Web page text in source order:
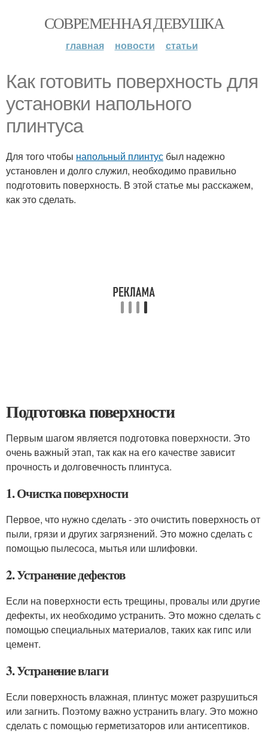
СОВРЕМЕННАЯ ДЕВУШКА
главная новости статьи
Как готовить поверхность для
установки напольного
плинтуса
Для того чтобы напольный плинтус был надежно
установлен и долго служил, необходимо правильно
подготовить поверхность. В этой статье мы расскажем,
как это сделать.
Подготовка поверхности
Первым шагом является подготовка поверхности. Это
очень важный этап, так как на его качестве зависит
прочность и долговечность плинтуса.
1. Очистка поверхности
Первое, что нужно сделать - это очистить поверхность от
пыли, грязи и других загрязнений. Это можно сделать с
помощью пылесоса, мытья или шлифовки.
2. Устранение дефектов
Если на поверхности есть трещины, провалы или другие
дефекты, их необходимо устранить. Это можно сделать с
помощью специальных материалов, таких как гипс или
цемент.
3. Устранение влаги
Если поверхность влажная, плинтус может разрушиться
или загнить. Поэтому важно устранить влагу. Это можно
сделать с помощью герметизаторов или антисептиков.